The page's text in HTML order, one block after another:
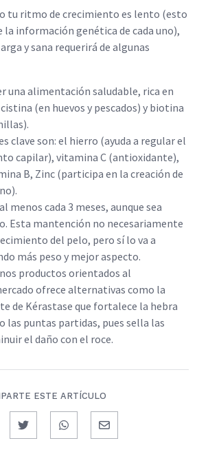
o tu ritmo de crecimiento es lento (esto
la información genética de cada uno),
y sana requerirá de algunas
una alimentación saludable, rica en
(en huevos y pescados) y biotina
clave son: el hierro (ayuda a regular el
capilar), vitamina C (antioxidante),
B, Zinc (participa en la creación de
menos cada 3 meses, aunque sea
Esta mantención no necesariamente
del pelo, pero sí lo va a
más peso y mejor aspecto.
productos orientados al
ofrece alternativas como la
de Kérastase que fortalece la hebra
las puntas partidas, pues sella las
el daño con el roce.
ESTE ARTÍCULO